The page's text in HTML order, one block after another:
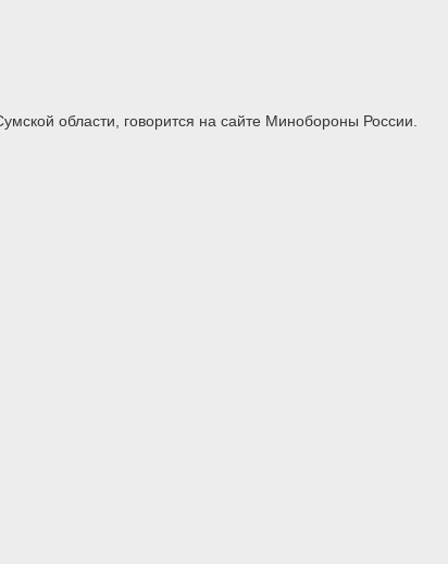
области, говорится на сайте Минобороны России.